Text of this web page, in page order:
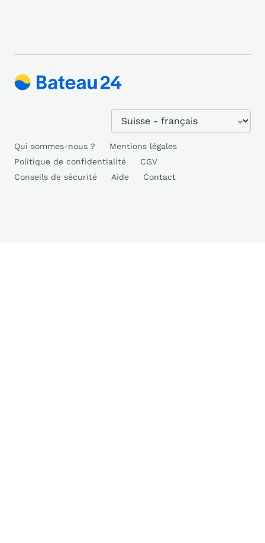
Qui sommes-nous ?
Mentions légales
Politique de confidentialité
CGV
Conseils de sécurité
Aide Contact